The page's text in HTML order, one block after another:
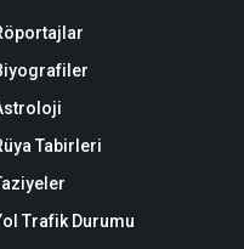
Tabirleri
Trafik Durumu